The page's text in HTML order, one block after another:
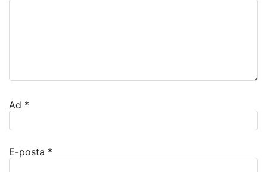
Ad *
E-posta *